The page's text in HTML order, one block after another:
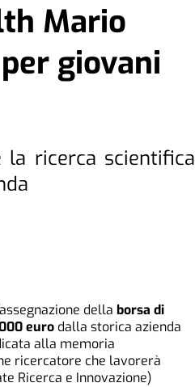
Mario
giovani
ricerca scientifica
della borsa di
euro dalla storica azienda
alla memoria
ricercatore che lavorerà
Ricerca e Innovazione)